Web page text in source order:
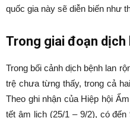
quốc gia này sẽ diễn biến như
Trong giai đoạn dịch
Trong bối cảnh dịch bệnh lan
trệ chưa từng thấy, trong cả
Theo ghi nhận của Hiệp hội
tết âm lịch (25/1 – 9/2), có